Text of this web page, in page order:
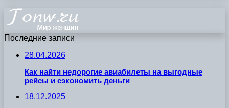
Последние записи
28.04.2026
Как найти недорогие авиабилеты на выгодные
рейсы и сэкономить деньги
18.12.2025